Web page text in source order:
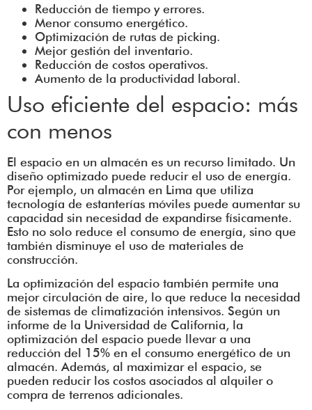
Reducción de tiempo y errores.
Menor consumo energético.
Optimización de rutas de picking.
Mejor gestión del inventario.
Reducción de costos operativos.
Aumento de la productividad laboral.
Uso eficiente del espacio: más
con menos
El espacio en un almacén es un recurso limitado. Un
diseño optimizado puede reducir el uso de energía.
Por ejemplo, un almacén en Lima que utiliza
tecnología de estanterías móviles puede aumentar su
capacidad sin necesidad de expandirse físicamente.
Esto no solo reduce el consumo de energía, sino que
también disminuye el uso de materiales de
construcción.
La optimización del espacio también permite una
mejor circulación de aire, lo que reduce la necesidad
de sistemas de climatización intensivos. Según un
informe de la Universidad de California, la
optimización del espacio puede llevar a una
reducción del 15% en el consumo energético de un
almacén. Además, al maximizar el espacio, se
pueden reducir los costos asociados al alquiler o
compra de terrenos adicionales.